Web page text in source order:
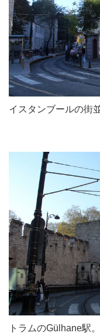
イスタンブールの街
トラムのGülhane駅。